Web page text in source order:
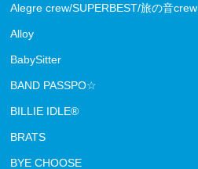
Alegre crew/SUPERBEST/旅の音crew
Alloy
BabySitter
BAND PASSPO☆
BILLIE IDLE®
BRATS
BYE CHOOSE